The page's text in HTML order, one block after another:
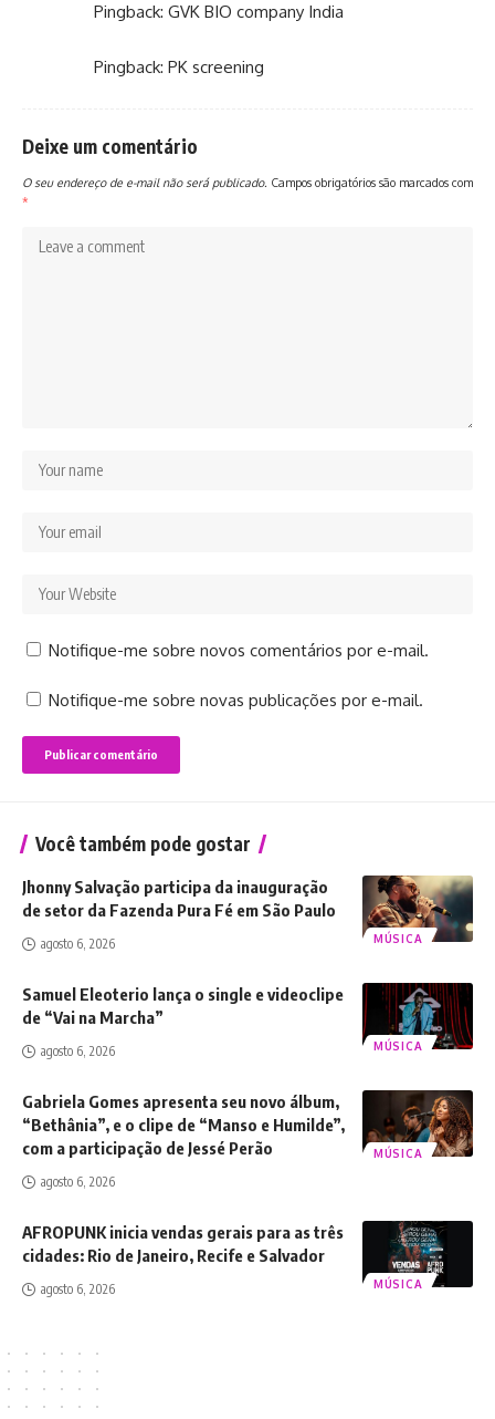
Pingback: GVK BIO company India
Pingback: PK screening
Deixe um comentário
O seu endereço de e-mail não será publicado. Campos obrigatórios são marcados com
*
Notifique-me sobre novos comentários por e-mail.
Notifique-me sobre novas publicações por e-mail.
Você também pode gostar
MÚSICA
Jhonny Salvação participa da inauguração
de setor da Fazenda Pura Fé em São Paulo
agosto 6, 2026
MÚSICA
Samuel Eleoterio lança o single e videoclipe
de “Vai na Marcha”
agosto 6, 2026
MÚSICA
Gabriela Gomes apresenta seu novo álbum,
“Bethânia”, e o clipe de “Manso e Humilde”,
com a participação de Jessé Perão
agosto 6, 2026
MÚSICA
AFROPUNK inicia vendas gerais para as três
cidades: Rio de Janeiro, Recife e Salvador
agosto 6, 2026